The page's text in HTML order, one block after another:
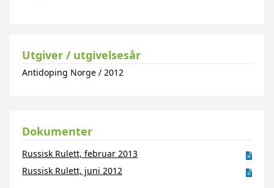
Utgiver / utgivelsesår
Antidoping Norge / 2012
Dokumenter
Russisk Rulett, februar 2013
Russisk Rulett, juni 2012